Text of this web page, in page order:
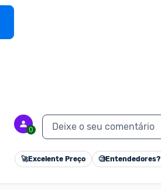
0 Deixe o seu comentário
🚀Excelente Preço 🧐Entendedores?